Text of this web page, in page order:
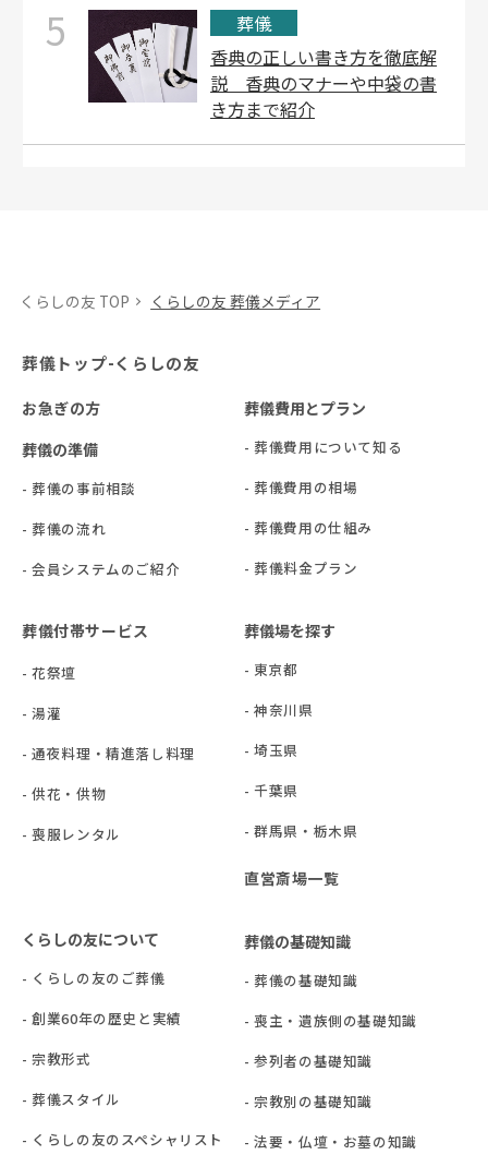
5
葬儀
香典の正しい書き方を徹底解
説 香典のマナーや中袋の書
き方まで紹介
くらしの友 TOP くらしの友 葬儀メディア
葬儀トップ-くらしの友
お急ぎの方
葬儀の準備
- 葬儀の事前相談
- 葬儀の流れ
- 会員システムのご紹介
葬儀費用とプラン
- 葬儀費用について知る
- 葬儀費用の相場
- 葬儀費用の仕組み
- 葬儀料金プラン
葬儀付帯サービス
- 花祭壇
- 湯灌
- 通夜料理・精進落し料理
- 供花・供物
- 喪服レンタル
葬儀場を探す
- 東京都
- 神奈川県
- 埼玉県
- 千葉県
- 群⾺県・栃⽊県
直営斎場一覧
くらしの友について
- くらしの友のご葬儀
- 創業60年の歴史と実績
- 宗教形式
- 葬儀スタイル
- くらしの友のスペシャリスト
葬儀の基礎知識
- 葬儀の基礎知識
- 喪主・遺族側の基礎知識
- 参列者の基礎知識
- 宗教別の基礎知識
- 法要・仏壇・お墓の知識